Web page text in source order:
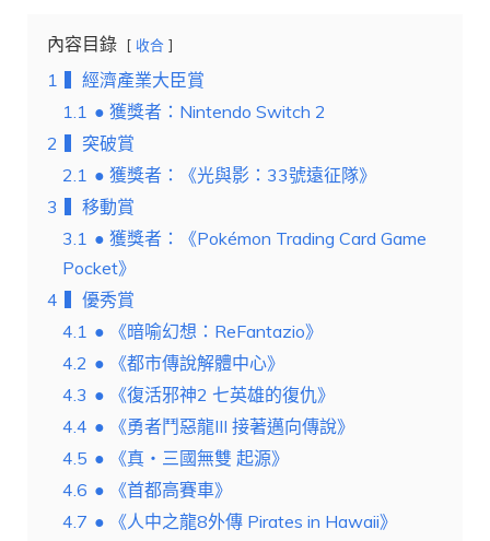
內容目錄 收合
1
▍經濟產業大臣賞
1.1 ● 獲獎者：Nintendo Switch 2
2
▍突破賞
2.1 ● 獲獎者：《光與影：33號遠征隊》
3
▍移動賞
3.1 ● 獲獎者：《Pokémon Trading Card Game
Pocket》
4
▍優秀賞
4.1 ● 《暗喻幻想：ReFantazio》
4.2 ● 《都市傳說解體中心》
4.3 ● 《復活邪神2 七英雄的復仇》
4.4 ● 《勇者鬥惡龍III 接著邁向傳說》
4.5 ● 《真・三國無雙 起源》
4.6 ● 《首都高賽車》
4.7 ● 《人中之龍8外傳 Pirates in Hawaii》